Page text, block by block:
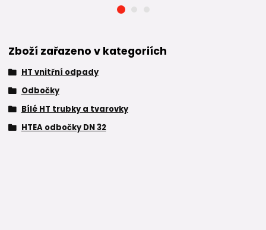
Zboží zařazeno v kategoriích
HT vnitřní odpady
Odbočky
Bílé HT trubky a tvarovky
HTEA odbočky DN 32